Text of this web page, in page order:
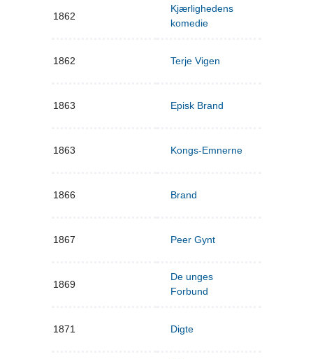
1862
Kjærlighedens
komedie
1862 Terje Vigen
1863 Episk Brand
1863 Kongs-Emnerne
1866 Brand
1867 Peer Gynt
1869
De unges
Forbund
1871 Digte